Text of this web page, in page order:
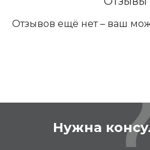
Отзывов ещё нет – ваш
Нужна